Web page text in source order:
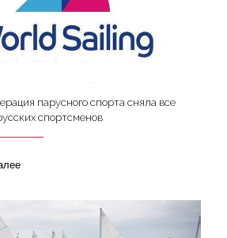
парусного спорта сняла все
спортсменов